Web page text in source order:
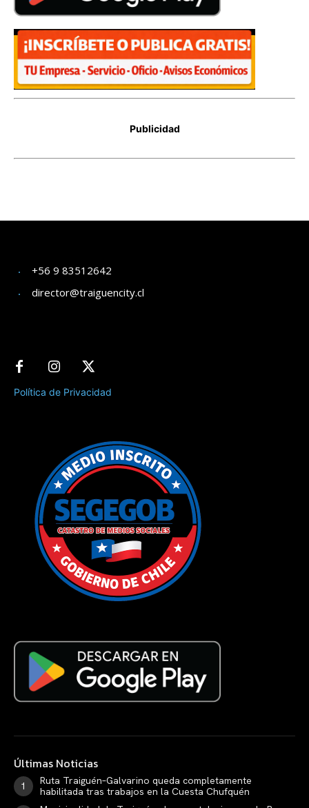
+56 9 83512642
director@traiguencity.cl
Política de Privacidad
Últimas Noticias
Ruta Traiguén–Galvarino queda completamente
habilitada tras trabajos en la Cuesta Chufquén